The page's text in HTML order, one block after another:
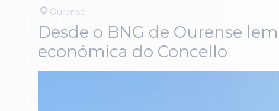
Ourense
Desde o BNG de Ourense
económica do Concello